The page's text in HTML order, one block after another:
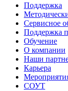
Поддержка
Сервисное
Поддержка
Обучение
О компании
Наши
Карьера
СОУТ